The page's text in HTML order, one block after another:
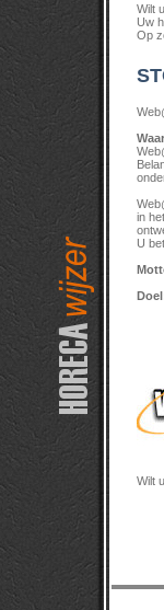
Wilt
Uw
Op
in
U
Wilt